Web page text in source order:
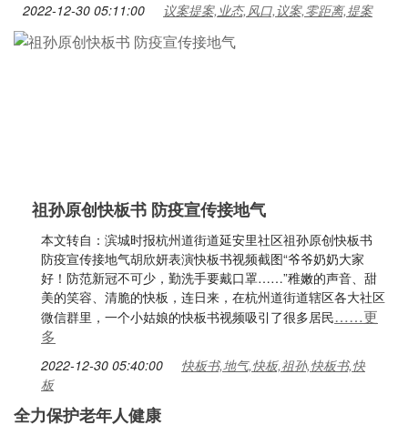
2022-12-30 05:11:00 议案提案,业态,风口,议案,零距离,提案
祖孙原创快板书 防疫宣传接地气
本文转自：滨城时报杭州道街道延安里社区祖孙原创快板书
防疫宣传接地气胡欣妍表演快板书视频截图“爷爷奶奶大家
好！防范新冠不可少，勤洗手要戴口罩……”稚嫩的声音、甜
美的笑容、清脆的快板，连日来，在杭州道街道辖区各大社区
微信群里，一个小姑娘的快板书视频吸引了很多居民……更
多
2022-12-30 05:40:00
快板书,地气,快板,祖孙,快板书,快
板
全力保护老年人健康